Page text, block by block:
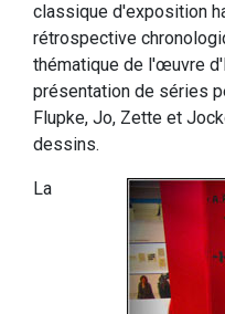
classique d'exposition
rétrospective
thématique de l'œuvre
présentation de séries
Flupke, Jo, Zette et
dessins.
La